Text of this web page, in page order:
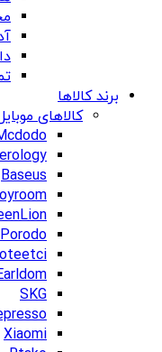
برند کالاها
کالاهای
Baseus
Porodo
SKG
Xiaomi